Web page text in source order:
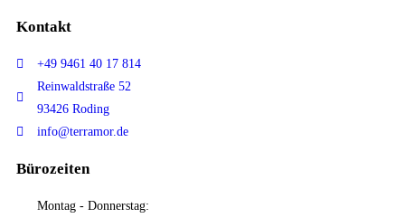
Kontakt
+49 9461 40 17 814
Reinwaldstraße 52
93426 Roding
info@terramor.de
Bürozeiten
Montag - Donnerstag: